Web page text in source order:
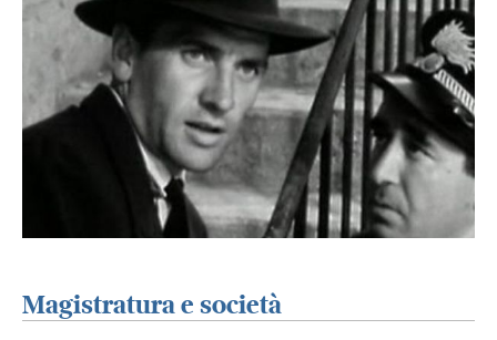
Magistratura e società